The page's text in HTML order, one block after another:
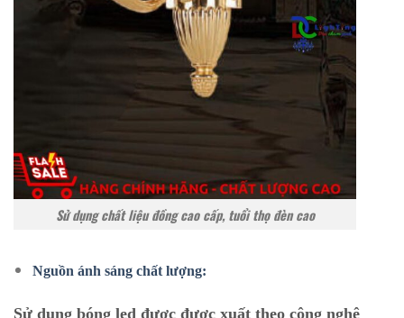
Sử dụng chất liệu đồng cao cấp, tuổi thọ đèn cao
Nguồn ánh sáng chất lượng:
Sử dụng bóng led được được xuất theo công nghệ